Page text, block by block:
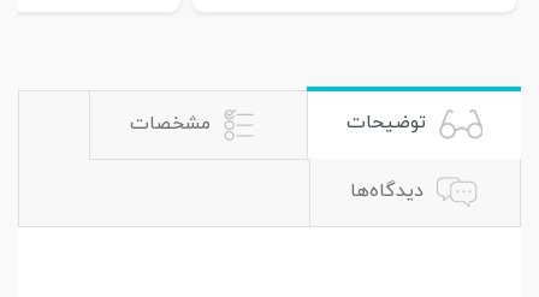
توضیحات مشخصات
دیدگاه‌ها